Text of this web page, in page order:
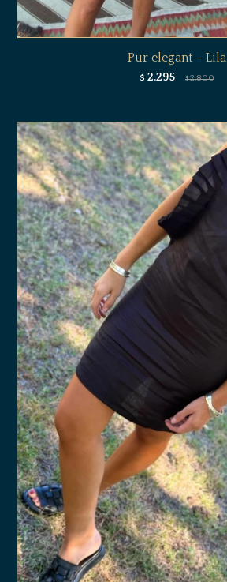
Pur elegant - Lila
$ 2.295 $ 2.800